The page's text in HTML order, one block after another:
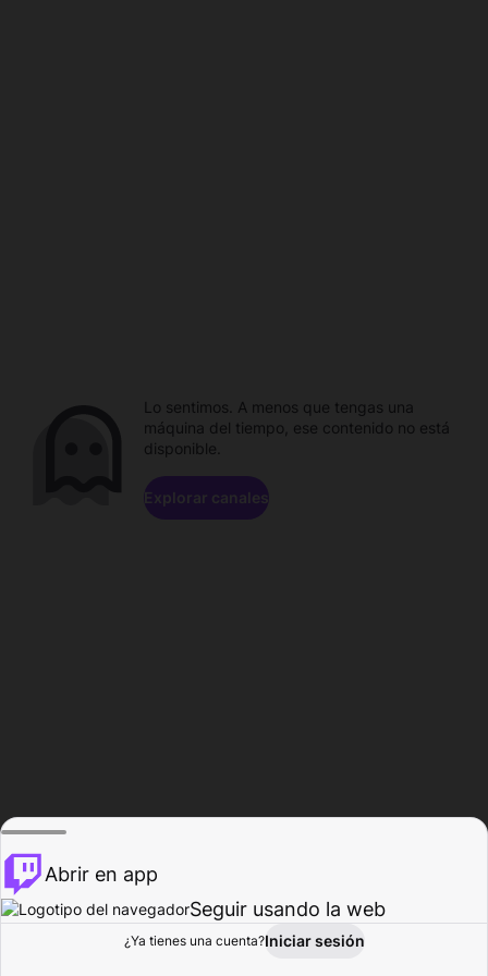
Explorar Actividad
Lo sentimos. A menos que tengas una
máquina del tiempo, ese contenido no está
disponible.
Explorar canales
Abrir en app
Seguir usando la web
¿Ya tienes una cuenta?Iniciar sesión